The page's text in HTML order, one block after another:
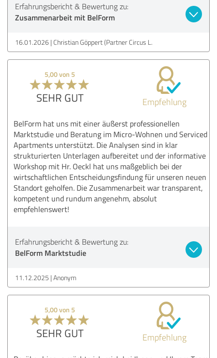
Erfahrungsbericht & Bewertung zu:
Zusammenarbeit mit BelForm
16.01.2026 Christian Göppert (Partner Circus L.
5,00 von 5
SEHR GUT Empfehlung
BelForm hat uns mit einer äußerst professionellen
Marktstudie und Beratung im Micro-Wohnen und Serviced
Apartments unterstützt. Die Analysen sind in klar
strukturierten Unterlagen aufbereitet und der informative
Workshop mit Hr. Oeckl hat uns maßgeblich bei der
wirtschaftlichen Entscheidungsfindung für unseren neuen
Standort geholfen. Die Zusammenarbeit war transparent,
kompetent und rundum angenehm, absolut
empfehlenswert!
Erfahrungsbericht & Bewertung zu:
BelForm Marktstudie
11.12.2025 Anonym
5,00 von 5
SEHR GUT Empfehlung